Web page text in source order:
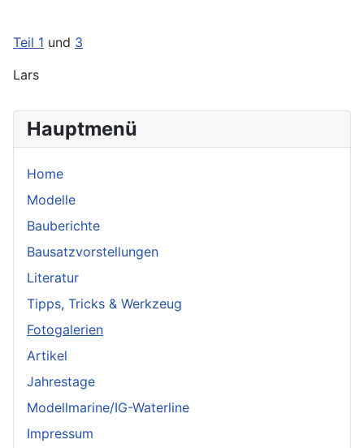
Hauptmenü
Home
Modelle
Bauberichte
Bausatzvorstellungen
Literatur
Tipps, Tricks & Werkzeug
Fotogalerien
Artikel
Jahrestage
Modellmarine/IG-Waterline
Impressum
Teil 1 und 3
Lars